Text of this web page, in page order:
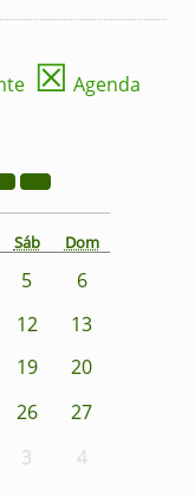
☒ Agenda
Sáb Dom
5
6
12
13
19
20
26
27
3 4